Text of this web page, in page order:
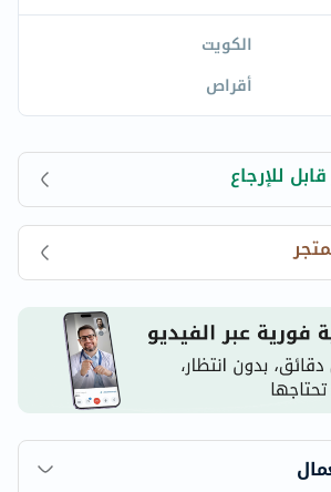
الكويت
أقراص
للإرجاع